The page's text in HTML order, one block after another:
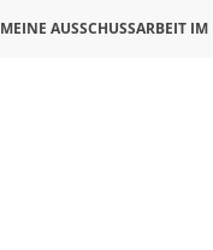
MEINE AUSSCHUSSARBEIT